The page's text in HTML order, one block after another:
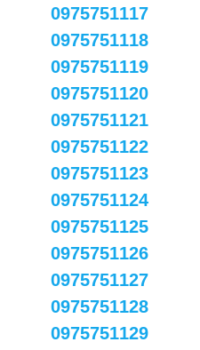
0975751117
0975751118
0975751119
0975751120
0975751121
0975751122
0975751123
0975751124
0975751125
0975751126
0975751127
0975751128
0975751129